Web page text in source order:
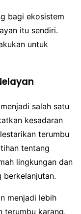
bagi ekosistem
itu sendiri.
untuk
salah satu
kesadaran
terumbu
tentang
lingkungan dan
berkelanjutan.
menjadi lebih
terumbu karang.